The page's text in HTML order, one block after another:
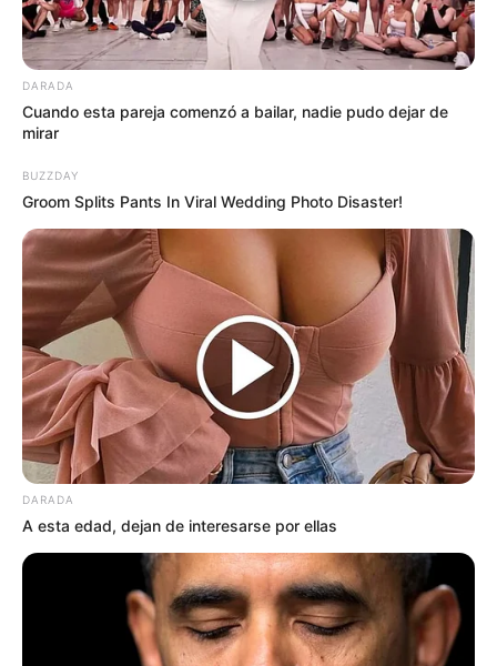
ULTIMA
HORA,Acaban de
confirmar la triste
noticia del
fallecimiento
DARADA
Cuando esta pareja comenzó a bailar, nadie pudo dejar de
mirar
BUZZDAY
Groom Splits Pants In Viral Wedding Photo Disaster!
DARADA
A esta edad, dejan de interesarse por ellas